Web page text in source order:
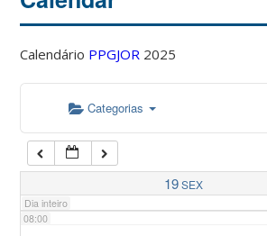
Calendário PPGJOR 2025
Categorias
19SEX
Dia inteiro
05:00
07:00
08:00